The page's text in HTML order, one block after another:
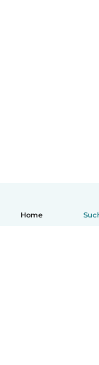
Home